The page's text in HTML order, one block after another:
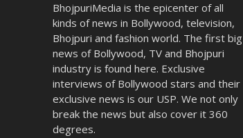
BhojpuriMedia is the epicenter of all
kinds of news in Bollywood, television,
Bhojpuri and fashion world. The first big
news of Bollywood, TV and Bhojpuri
industry is found here. Exclusive
interviews of Bollywood stars and their
exclusive news is our USP. We not only
break the news but also cover it 360
degrees.